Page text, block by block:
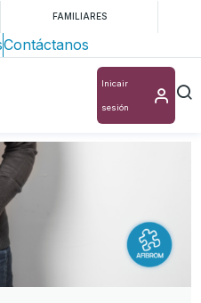
FAMILIARES
Contáctanos
Inicair
sesión